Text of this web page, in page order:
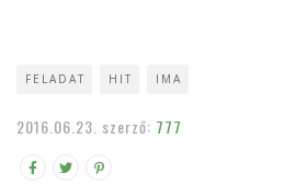
FELADAT HIT IMA
2016.06.23. szerző: 777